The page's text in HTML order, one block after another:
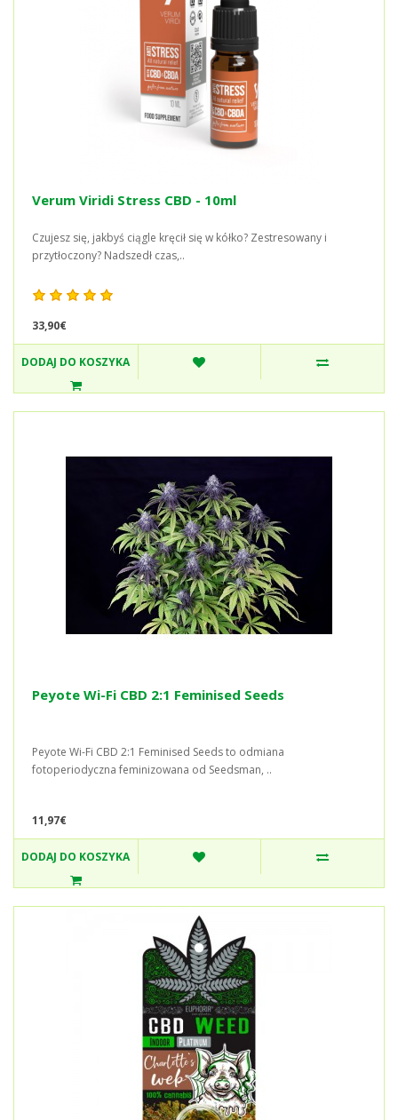
Verum Viridi Stress CBD - 10ml
Czujesz się, jakbyś ciągle kręcił się w kółko? Zestresowany i
przytłoczony? Nadszedł czas,..
33,90€
DODAJ DO KOSZYKA
Peyote Wi-Fi CBD 2:1 Feminised Seeds
Peyote Wi-Fi CBD 2:1 Feminised Seeds to odmiana
fotoperiodyczna feminizowana od Seedsman, ..
11,97€
DODAJ DO KOSZYKA